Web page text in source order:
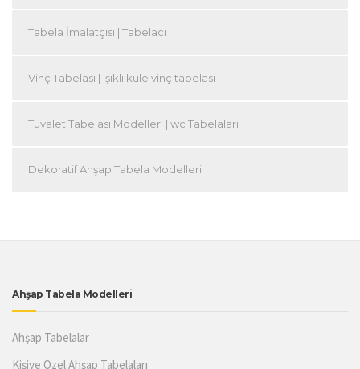
Tabela İmalatçısı | Tabelacı
Vinç Tabelası | ışıklı kule vinç tabelası
Tuvalet Tabelası Modelleri | wc Tabelaları
Dekoratif Ahşap Tabela Modelleri
Ahşap Tabela Modelleri
Ahşap Tabelalar
Kişiye Özel Ahşap Tabelaları